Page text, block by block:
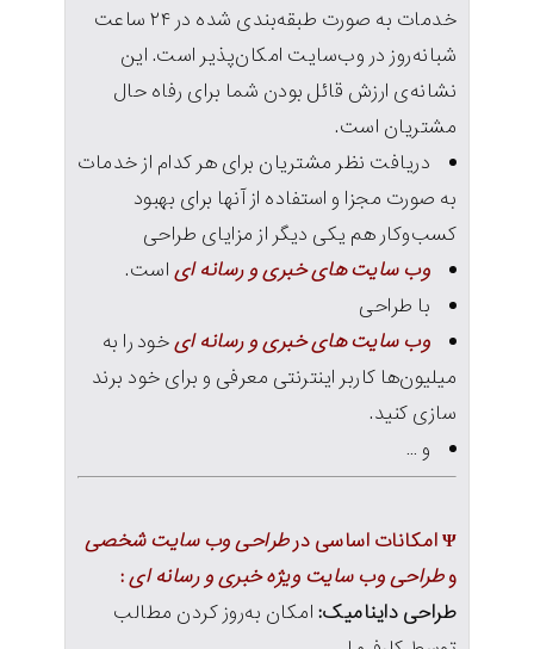
خدمات به صورت طبقه‌بندی شده در ۲۴ ساعت
شبانه‌روز در وب‌سایت امکان‌پذیر است. این
نشانه‌ی ارزش قائل بودن شما برای رفاه حال
مشتریان است.
دریافت نظر مشتریان برای هر کدام از خدمات
به صورت مجزا و استفاده از آنها برای بهبود
کسب‌وکار هم یکی دیگر از مزایای طراحی
وب سایت های خبری و رسانه ای است.
با طراحی
وب سایت های خبری و رسانه ایخود را به
میلیون‌ها کاربر اینترنتی معرفی و برای خود برند
سازی کنید.
و …
Ψ امکانات اساسی در
طراحی وب سایت شخصی
وطراحی وب سایت ویژه خبری و رسانه ای:
طراحی داینامیک: امکان به‌روز کردن مطالب